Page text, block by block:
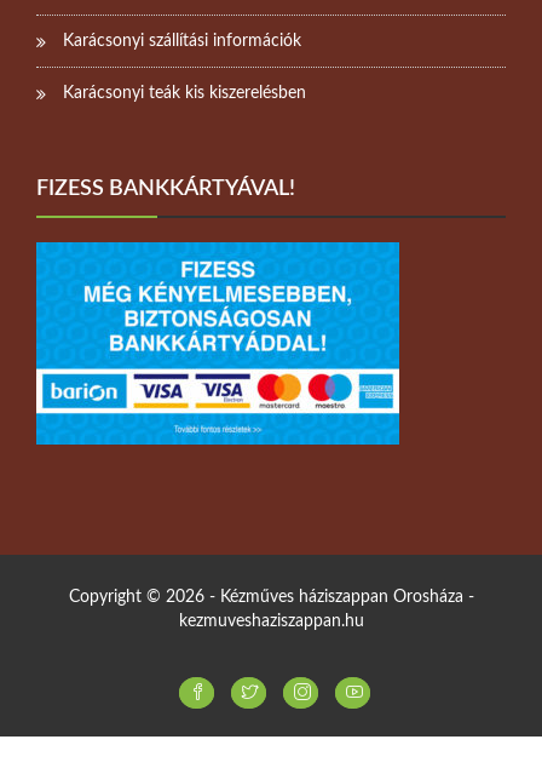
Karácsonyi szállítási információk
Karácsonyi teák kis kiszerelésben
FIZESS BANKKÁRTYÁVAL!
Copyright © 2026 - Kézműves háziszappan Orosháza -
kezmuveshaziszappan.hu